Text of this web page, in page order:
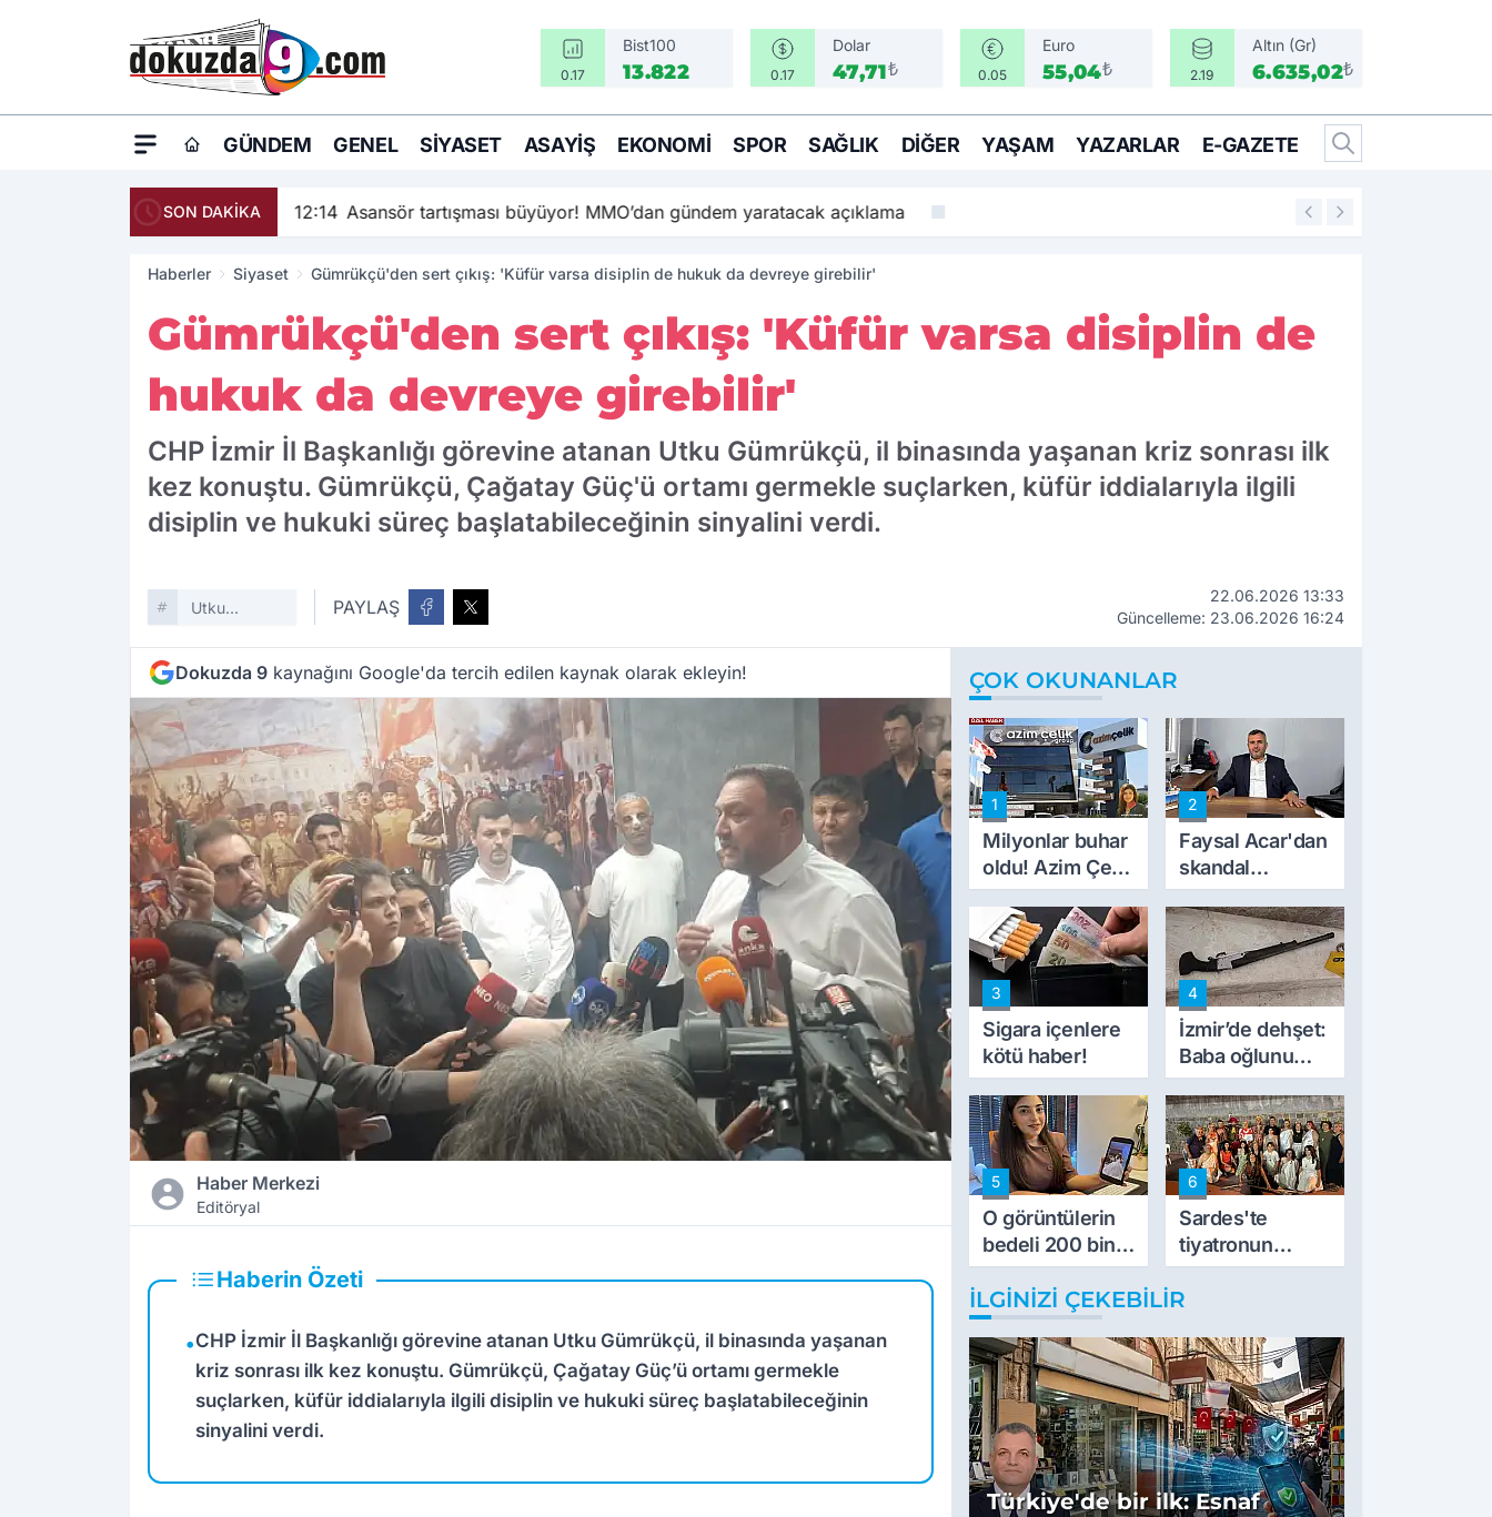
0.17
Bist100
13.822 0.17
Dolar
47,71₺ 0.05
Euro
55,04₺ 2.19
Altın (Gr)
6.635,02₺
GÜNDEM GENEL SIYASET ASAYIŞ EKONOMI SPOR SAĞLIK DIĞER YAŞAM YAZARLAR E-GAZETE
SON DAKİKA 12:14 Asansör tartışması büyüyor! MMO’dan gündem yaratacak açıklama 11:36
Haberler Siyaset Gümrükçü'den sert çıkış: 'Küfür varsa disiplin de hukuk da devreye girebilir'
Gümrükçü'den sert çıkış: 'Küfür varsa disiplin de
hukuk da devreye girebilir'
CHP İzmir İl Başkanlığı görevine atanan Utku Gümrükçü, il binasında yaşanan kriz sonrası ilk
kez konuştu. Gümrükçü, Çağatay Güç'ü ortamı germekle suçlarken, küfür iddialarıyla ilgili
disiplin ve hukuki süreç başlatabileceğinin sinyalini verdi.
Utku
PAYLAŞ
22.06.2026 13:33
Güncelleme: 23.06.2026 16:24
Dokuzda 9 kaynağını Google'da tercih edilen kaynak olarak ekleyin!
Haber Merkezi
Editöryal
Haberin Özeti
•CHP İzmir İl Başkanlığı görevine atanan Utku Gümrükçü, il binasında yaşanan
kriz sonrası ilk kez konuştu. Gümrükçü, Çağatay Güç’ü ortamı germekle
suçlarken, küfür iddialarıyla ilgili disiplin ve hukuki süreç başlatabileceğinin
sinyalini verdi.
ÇOK OKUNANLAR
1
Milyonlar buhar
oldu! Azim Çelik
inşaat mağduru
ilk kez konuştu
2
Faysal Acar'dan
skandal
açıklamalar:
'Haluk Levent
peynircilerimizi
de kıskaca aldı,
müdahale ettik'
3
Sigara içenlere
kötü haber!
4
İzmir’de dehşet:
Baba oğlunu
vurdu
5
O görüntülerin
bedeli 200 bin
TL
6
Sardes'te
tiyatronun
imece ruhu
binlerce yıllık
İLGINIZI ÇEKEBILIR
Türkiye'de bir ilk: Esnaf